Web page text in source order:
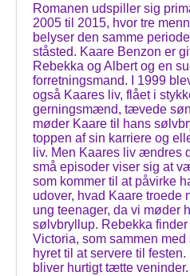
Romanen udspiller sig
2005 til 2015, hvor tre
belyser den samme
ståsted. Kaare Benzon er
Rebekka og Albert og en
forretningsmand. I 1999
også Kaares liv, flået i
gerningsmænd, tævede
møder Kaare til hans
toppen af sin karriere og
liv. Men Kaares liv ændres
små episoder viser sig at
som kommer til at påvirke
udover, hvad Kaare troede
ung teenager, da vi møder
sølvbryllup. Rebekka finder
Victoria, som sammen
hyret til at servere til
bliver hurtigt tætte